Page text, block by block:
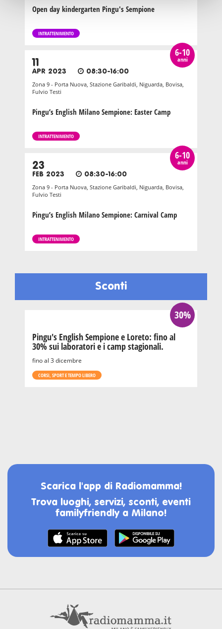
Open day kindergarten Pingu's Sempione
INTRATTENIMENTO
6-10
anni
11
APR 2023 08:30-16:00
Zona 9 - Porta Nuova, Stazione Garibaldi, Niguarda, Bovisa,
Fulvio Testi
Pingu’s English Milano Sempione: Easter Camp
INTRATTENIMENTO
6-10
anni
23
FEB 2023 08:30-16:00
Zona 9 - Porta Nuova, Stazione Garibaldi, Niguarda, Bovisa,
Fulvio Testi
Pingu’s English Milano Sempione: Carnival Camp
INTRATTENIMENTO
Sconti
30%
Pingu's English Sempione e Loreto: fino al
30% sui laboratori e i camp stagionali.
fino al 3 dicembre
CORSI, SPORT E TEMPO LIBERO
Scarica l'app di Radiomamma!
Trova luoghi, servizi, sconti, eventi
familyfriendly a Milano!